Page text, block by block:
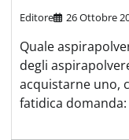
Editore 26 Ottobre
Quale
degli
acquistarne uno,
fatidica